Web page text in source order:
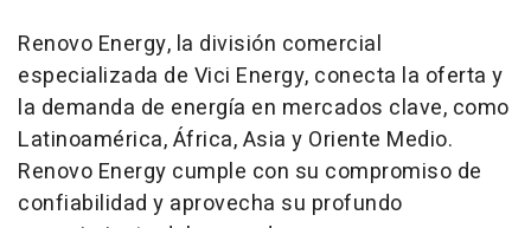
Renovo Energy, la división comercial
especializada de Vici Energy, conecta la oferta y
la demanda de energía en mercados clave, como
Latinoamérica, África,Asia y Oriente Medio.
Renovo Energy cumple con su compromiso de
confiabilidad y aprovecha su profundo